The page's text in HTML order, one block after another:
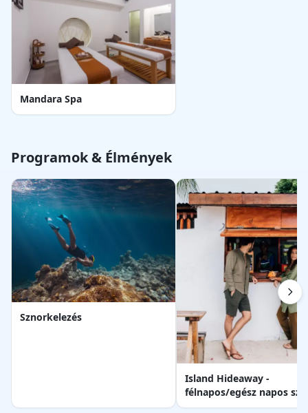
Mandara Spa
Programok & Élmények
Sznorkelezés
Island Hideaway -
félnapos/egész napos
hopping